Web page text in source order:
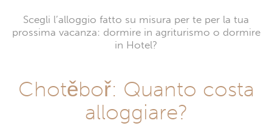
Scegli l’alloggio fatto su misura per te per la tua
prossima vacanza: dormire in agriturismo o dormire
in Hotel?
Chotěboř: Quanto costa
alloggiare?